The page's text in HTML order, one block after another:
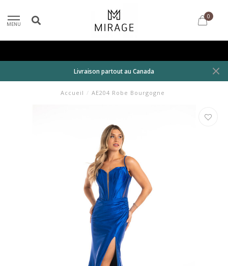
MENU
0
Livraison partout au Canada
Accueil / AE204 Robe Bourgogne